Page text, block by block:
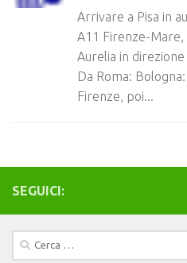
Arrivare a Pisa in
A11 Firenze-Mare,
Aurelia in direzione
Da Roma:
Firenze, poi...
SEGUICI:
Ricerca
per: